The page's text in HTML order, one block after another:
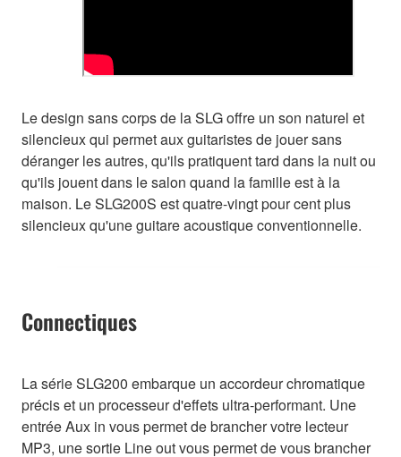
Le design sans corps de la SLG offre un son naturel et
silencieux qui permet aux guitaristes de jouer sans
déranger les autres, qu'ils pratiquent tard dans la nuit ou
qu'ils jouent dans le salon quand la famille est à la
maison. Le SLG200S est quatre-vingt pour cent plus
silencieux qu'une guitare acoustique conventionnelle.
Connectiques
La série SLG200 embarque un accordeur chromatique
précis et un processeur d'effets ultra-performant. Une
entrée Aux in vous permet de brancher votre lecteur
MP3, une sortie Line out vous permet de vous brancher